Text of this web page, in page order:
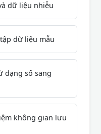
dữ liệu nhiễu
dữ liệu mẫu
dạng số sang
không gian lưu